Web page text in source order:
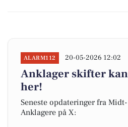
ALARM112 20-05-2026 12:02
Anklager skifter
her!
Seneste opdateringer fra
Anklagere på X: